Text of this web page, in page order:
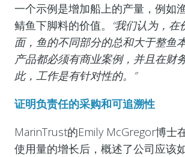
一个示例是增加船上的产量，例如
鲭鱼下脚料的价值。 “我们认为，在
面，鱼的不同部分的总和大于整鱼
产品都必须有商业案例，并且在财
此，工作是有针对性的。”
证明负责任的采购和可追溯性
MarinTrust的Emily McGregor博士
使用量的增长后，概述了公司应该